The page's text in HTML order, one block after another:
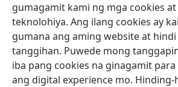
gumagamit kami ng mga cookies
teknolohiya. Ang ilang cookies ay
gumana ang aming website at
tanggihan. Puwede mong
iba pang cookies na ginagamit
ang digital experience mo.
na
bagong
window)
Watchtower ONLINE LIBRARY™
(may
bubukas
na
bagong
window)
JW Hub ®
(may
bubukas
JW Library ®